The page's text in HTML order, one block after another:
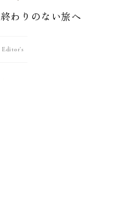
終わりのない旅へ
Editor's